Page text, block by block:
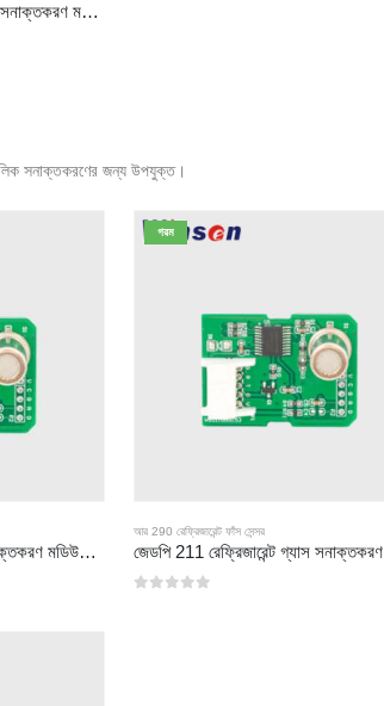
জেডআরটি 512 জে রেফ্রিজারেন্ট সনাক্তকরণ মডিউল | আর 32, আর 454 বি, আর 290 | এর জন্য এনডিআইআর গ্যাস সেন্সর আরএস 485 যোগাযোগ
লিক সনাক্তকরণের জন্য উপযুক্ত।
ZP201 রেফ্রিজারেন্ট গ্যাস সনাক্তকরণ মডিউল | উচ্চ সংবেদনশীলতা আর 32 ফাঁস সেন্সর
গরম
আর 290 রেফ্রিজারেন্ট ফাঁস সেন্সর